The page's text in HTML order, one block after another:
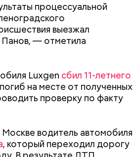
процессуальной
выезжал
Панов, — отметила
Luxgen сбил 11-летнего
на месте от полученных
проверку по факту
Москве водитель автомобиля
, который переходил дорогу
диабета